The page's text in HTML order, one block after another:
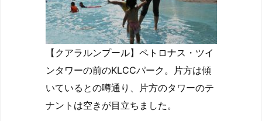
【クアラルンプール】ペトロナス・ツイ
ンタワーの前のKLCCパーク。片方は傾
いているとの噂通り、片方のタワーのテ
ナントは空きが目立ちました。